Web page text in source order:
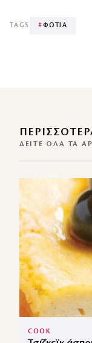
TAGS #ΦΩΤΙΑ
ΔΕΊΤΕ ΌΛΑ ΤΑ
COOK